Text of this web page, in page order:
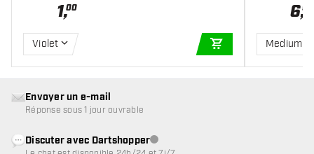
1,00
Violet
AJOUTER AU
6,95
Medium
Envoyer un e-mail
Réponse sous 1 jour ouvrable
Discuter avec DartshopperService client indisponible